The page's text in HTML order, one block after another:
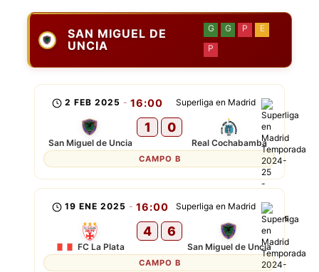
SAN MIGUEL DE
UNCIA
G G P
E
P
Superliga en Madrid
2 FEB 2025 - 16:00
San Miguel de Uncia
1 0
Real Cochabamba
CAMPO B
Superliga en Madrid
19 ENE 2025 - 16:00
FC La Plata
4 6
San Miguel de Uncia
CAMPO B